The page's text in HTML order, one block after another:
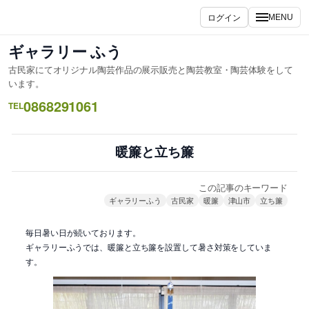
ス
キ
ッ
プ
ログイン MENU
ギャラリー ふう
古民家にてオリジナル陶芸作品の展示販売と陶芸教室・陶芸体験をして
います。
TEL0868291061
暖簾と立ち簾
この記事のキーワード
ギャラリーふう 古民家 暖簾 津山市 立ち簾
毎日暑い日が続いております。
ギャラリーふうでは、暖簾と立ち簾を設置して暑さ対策をしていま
す。